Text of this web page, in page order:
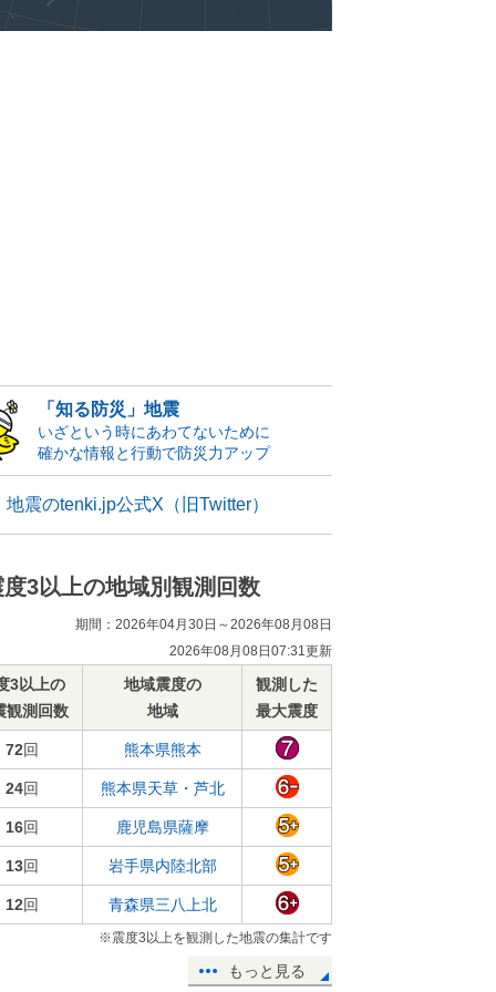
「知る防災」地震
いざという時にあわてないために
確かな情報と行動で防災力アップ
地震のtenki.jp公式X（旧Twitter）
度3以上の地域別観測回数
期間：2026年04月30日～2026年08月08日
2026年08月08日07:31更新
3以上の
観測回数
地域震度の
地域
観測した
最大震度
72回 熊本県熊本
24回 熊本県天草・芦北
16回 鹿児島県薩摩
13回 岩手県内陸北部
12回 青森県三八上北
※震度3以上を観測した地震の集計です
もっと見る